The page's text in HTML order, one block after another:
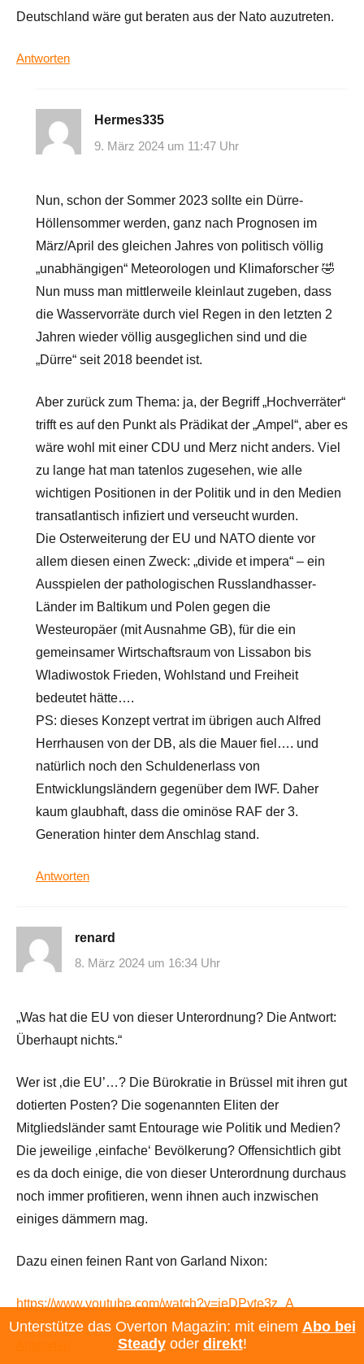
Deutschland wäre gut beraten aus der Nato auzutreten.
Antworten
Hermes335
9. März 2024 um 11:47 Uhr
Nun, schon der Sommer 2023 sollte ein Dürre-
Höllensommer werden, ganz nach Prognosen im
März/April des gleichen Jahres von politisch völlig
„unabhängigen“ Meteorologen und Klimaforscher 🤣
Nun muss man mittlerweile kleinlaut zugeben, dass
die Wasservorräte durch viel Regen in den letzten 2
Jahren wieder völlig ausgeglichen sind und die
„Dürre“ seit 2018 beendet ist.
Aber zurück zum Thema: ja, der Begriff „Hochverräter“
trifft es auf den Punkt als Prädikat der „Ampel“, aber es
wäre wohl mit einer CDU und Merz nicht anders. Viel
zu lange hat man tatenlos zugesehen, wie alle
wichtigen Positionen in der Politik und in den Medien
transatlantisch infiziert und verseucht wurden.
Die Osterweiterung der EU und NATO diente vor
allem diesen einen Zweck: „divide et impera“ – ein
Ausspielen der pathologischen Russlandhasser-
Länder im Baltikum und Polen gegen die
Westeuropäer (mit Ausnahme GB), für die ein
gemeinsamer Wirtschaftsraum von Lissabon bis
Wladiwostok Frieden, Wohlstand und Freiheit
bedeutet hätte….
PS: dieses Konzept vertrat im übrigen auch Alfred
Herrhausen von der DB, als die Mauer fiel…. und
natürlich noch den Schuldenerlass von
Entwicklungsländern gegenüber dem IWF. Daher
kaum glaubhaft, dass die ominöse RAF der 3.
Generation hinter dem Anschlag stand.
Antworten
renard
8. März 2024 um 16:34 Uhr
„Was hat die EU von dieser Unterordnung? Die Antwort:
Überhaupt nichts.“
Wer ist ‚die EU’…? Die Bürokratie in Brüssel mit ihren gut
dotierten Posten? Die sogenannten Eliten der
Mitgliedsländer samt Entourage wie Politik und Medien?
Die jeweilige ‚einfache‘ Bevölkerung? Offensichtlich gibt
es da doch einige, die von dieser Unterordnung durchaus
noch immer profitieren, wenn ihnen auch inzwischen
einiges dämmern mag.
Dazu einen feinen Rant von Garland Nixon:
https://www.youtube.com/watch?v=ieDPvte3z_A
Unterstütze das Overton Magazin: mit einem Abo bei
Steadyoder direkt!